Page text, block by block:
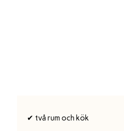
✔ två rum och kök